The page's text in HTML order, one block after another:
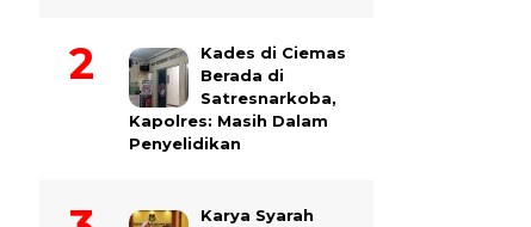
Kades di Ciemas
Berada di
Satresnarkoba,
Kapolres: Masih Dalam
Penyelidikan
Karya Syarah